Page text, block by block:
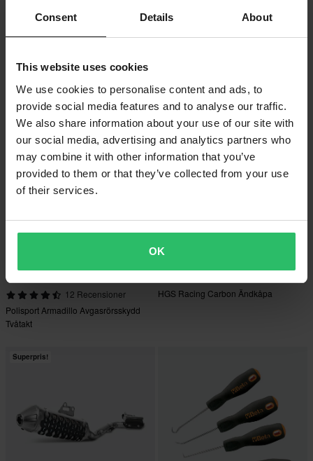
Consent Details About
This website uses cookies
We use cookies to personalise content and ads, to
provide social media features and to analyse our traffic.
We also share information about your use of our site with
our social media, advertising and analytics partners who
may combine it with other information that you’ve
provided to them or that they’ve collected from your use
of their services.
OK
-13%
299 kr
Fjäderkrok Beta Tools
Superpris!
Från659 kr
829 kr
12 Recensioner
Polisport Armadillo Avgasrörsskydd
Tvåtakt
939 kr
HGS Racing Carbon Ändkåpa
Superpris!